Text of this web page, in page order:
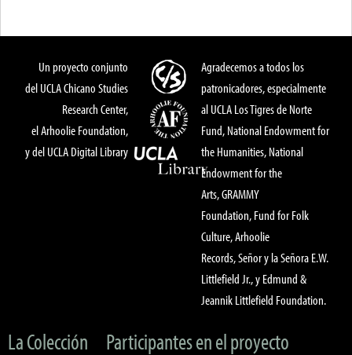
Un proyecto conjunto
del UCLA Chicano Studies
Research Center,
el Arhoolie Foundation,
y del UCLA Digital Library
Agradecemos a todos los
patronicadores, especialmente
al UCLA Los Tigres de Norte
Fund, National Endowment for
the Humanities, National
Endowment for the
Arts, GRAMMY
Foundation, Fund for Folk
Culture, Arhoolie
Records, Señor y la Señora E.W.
Littlefield Jr., y Edmund &
Jeannik Littlefield Foundation.
La Colección
Participantes en el proyecto